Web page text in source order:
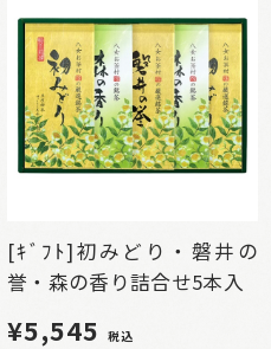
[ｷﾞﾌﾄ]初みどり・磐井の
誉・森の香り詰合せ5本入
¥5,545 税込